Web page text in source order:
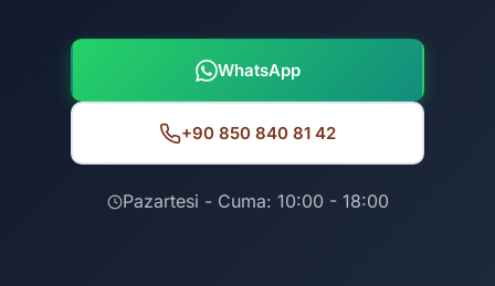
WhatsApp
+90 850 840 81 42
Pazartesi - Cuma: 10:00 - 18:00